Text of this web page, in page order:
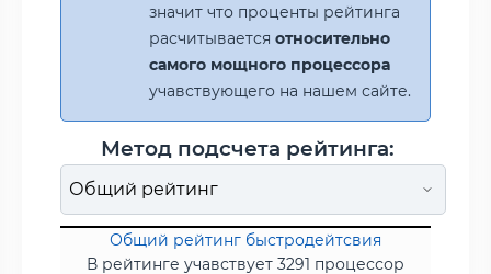
значит что проценты рейтинга
расчитывается относительно
самого мощного процессора
учавствующего на нашем сайте.
Метод подсчета рейтинга:
Общий рейтинг быстродейтсвия
В рейтинге учавствует 3291 процессор